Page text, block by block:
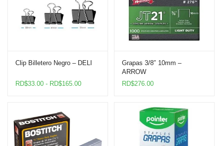
Clip Billetero Negro – DELI
RD$33.00 - RD$165.00Rango
Grapas 3/8″ 10mm –
ARROW
RD$276.00